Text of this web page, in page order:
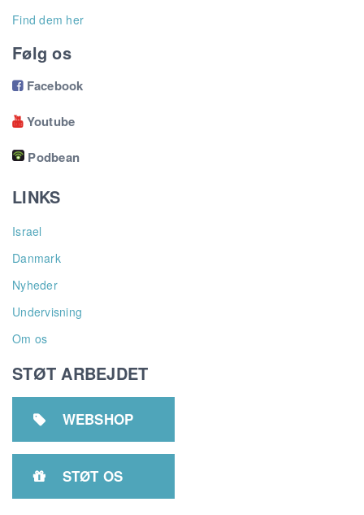
Find dem her
Følg os
Facebook
Youtube
Podbean
LINKS
Israel
Danmark
Nyheder
Undervisning
Om os
STØT ARBEJDET
 WEBSHOP
 STØT OS